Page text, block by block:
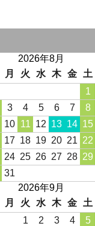
2026年8月
月 火 水 木 金
土
1
3 4 5 6 7
8
10 11 12 13 14 15
17 18 19 20 21 22
24 25 26 27 28 29
31
2026年9月
月 火 水 木 金
土
1
2 3 4
5